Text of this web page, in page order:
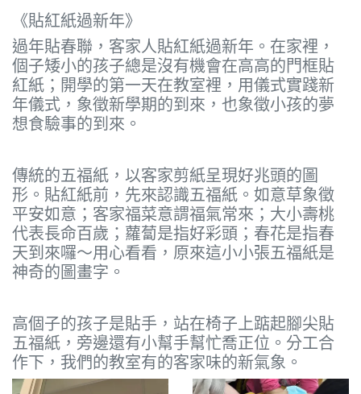
《貼紅紙過新年》
過年貼春聯，客家人貼紅紙過新年。在家裡，
個子矮小的孩子總是沒有機會在高高的門框貼
紅紙；開學的第一天在教室裡，用儀式實踐新
年儀式，象徵新學期的到來，也象徵小孩的夢
想食驗事的到來。
傳統的五福紙，以客家剪紙呈現好兆頭的圖
形。貼紅紙前，先來認識五福紙。如意草象徵
平安如意；客家福菜意謂福氣常來；大小壽桃
代表長命百歲；蘿蔔是指好彩頭；春花是指春
天到來囉～用心看看，原來這小小張五福紙是
神奇的圖畫字。
高個子的孩子是貼手，站在椅子上踮起腳尖貼
五福紙，旁邊還有小幫手幫忙喬正位。分工合
作下，我們的教室有的客家味的新氣象。